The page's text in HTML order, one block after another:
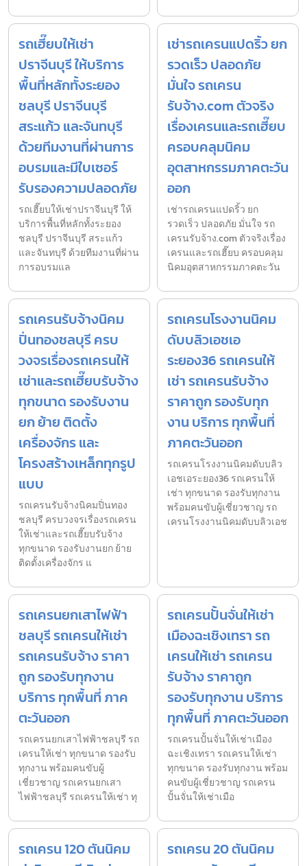
รถเฮี๊ยบให้เช่า
ปราจีนบุรี ให้บริการ
พื้นที่หลักทั้งระยอง
ชลบุรี ปราจีนบุรี
สระแก้ว และจันทบุรี
ด้วยทีมงานที่ผ่านการ
อบรมและมีใบเซอร์
รับรองความปลอดภัย
รถเฮี๊ยบให้เช่าปราจีนบุรี ให้
บริการพื้นที่หลักทั้งระยอง
ชลบุรี ปราจีนบุรี สระแก้ว
และจันทบุรี ด้วยทีมงานที่ผ่าน
การอบรมแล
เช่ารถเครนแปดริ้ว ยก
รวดเร็ว ปลอดภัย
มั่นใจ รถเครน
รับจ้าง.com ตัวจริง
เรื่องเครนและรถเฮี๊ยบ
ครอบคลุมนิคม
อุตสาหกรรมภาคตะวัน
ออก
เช่ารถเครนแปดริ้ว ยก
รวดเร็ว ปลอดภัย มั่นใจ รถ
เครนรับจ้าง.com ตัวจริงเรื่อง
เครนและรถเฮี๊ยบ ครอบคลุม
นิคมอุตสาหกรรมภาคตะวัน
รถเครนรับจ้างนิคม
ปิ่นทองชลบุรี ครบ
วงจรเรื่องรถเครนให้
เช่าและรถเฮี๊ยบรับจ้าง
ทุกขนาด รองรับงาน
ยก ย้าย ติดตั้ง
เครื่องจักร และ
โครงสร้างเหล็กทุกรูป
แบบ
รถเครนรับจ้างนิคมปิ่นทอง
ชลบุรี ครบวงจรเรื่องรถเครน
ให้เช่าและรถเฮี๊ยบรับจ้าง
ทุกขนาด รองรับงานยก ย้าย
ติดตั้งเครื่องจักร แ
รถเครนโรงงานนิคม
ดับบลิวเอชเอ
ระยอง36 รถเครนให้
เช่า รถเครนรับจ้าง
ราคาถูก รองรับทุก
งาน บริการ ทุกพื้นที่
ภาคตะวันออก
รถเครนโรงงานนิคมดับบลิว
เอชเอระยอง36 รถเครนให้
เช่า ทุกขนาด รองรับทุกงาน
พร้อมคนขับผู้เชี่ยวชาญ รถ
เครนโรงงานนิคมดับบลิวเอช
รถเครนยกเสาไฟฟ้า
ชลบุรี รถเครนให้เช่า
รถเครนรับจ้าง ราคา
ถูก รองรับทุกงาน
บริการ ทุกพื้นที่ ภาค
ตะวันออก
รถเครนยกเสาไฟฟ้าชลบุรี รถ
เครนให้เช่า ทุกขนาด รองรับ
ทุกงาน พร้อมคนขับผู้
เชี่ยวชาญ รถเครนยกเสา
ไฟฟ้าชลบุรี รถเครนให้เช่า ทุ
รถเครนปั้นจั่นให้เช่า
เมืองฉะเชิงเทรา รถ
เครนให้เช่า รถเครน
รับจ้าง ราคาถูก
รองรับทุกงาน บริการ
ทุกพื้นที่ ภาคตะวันออก
รถเครนปั้นจั่นให้เช่าเมือง
ฉะเชิงเทรา รถเครนให้เช่า
ทุกขนาด รองรับทุกงาน พร้อม
คนขับผู้เชี่ยวชาญ รถเครน
ปั้นจั่นให้เช่าเมือ
รถเครน 120 ตันนิคม
รถเครน 20 ตันนิคม